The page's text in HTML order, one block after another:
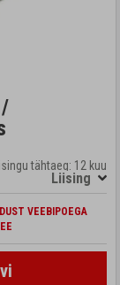
tähtaeg: 12 kuu
Liising
VEEBIPOEGA